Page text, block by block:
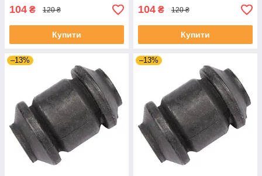
104 ₴ 120 ₴
Купити
104 ₴ 120 ₴
Купити
–13% –13%